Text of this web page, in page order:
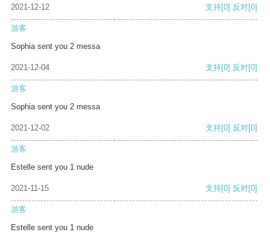
2021-12-12 支持[0] 反对[0]
游客
Sophia sent you 2 messa
2021-12-04 支持[0] 反对[0]
游客
Sophia sent you 2 messa
2021-12-02 支持[0] 反对[0]
游客
Estelle sent you 1 nude
2021-11-15 支持[0] 反对[0]
游客
Estelle sent you 1 nude